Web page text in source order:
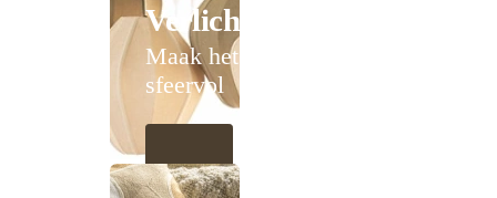
Verlichting
Maak het
sfeervol